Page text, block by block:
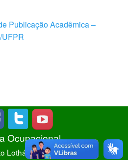
Publicação Acadêmica –
Ocupacional
Lothário Meissner